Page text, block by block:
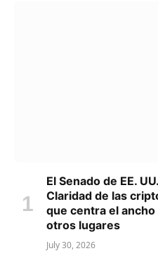
El Senado de EE.
Claridad de las
que centra el
otros lugares
July 30, 2026